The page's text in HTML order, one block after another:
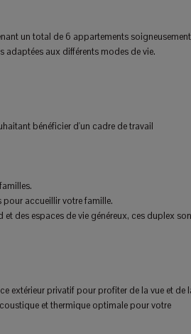
un total de 6 appartements soigneusement
adaptées aux différents modes de vie.
bénéficier d'un cadre de travail
pour accueillir votre famille.
des espaces de vie généreux, ces duplex
extérieur privatif pour profiter de la vue et de
et thermique optimale pour votre